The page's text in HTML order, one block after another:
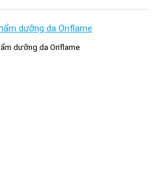
dưỡng da Oriflame